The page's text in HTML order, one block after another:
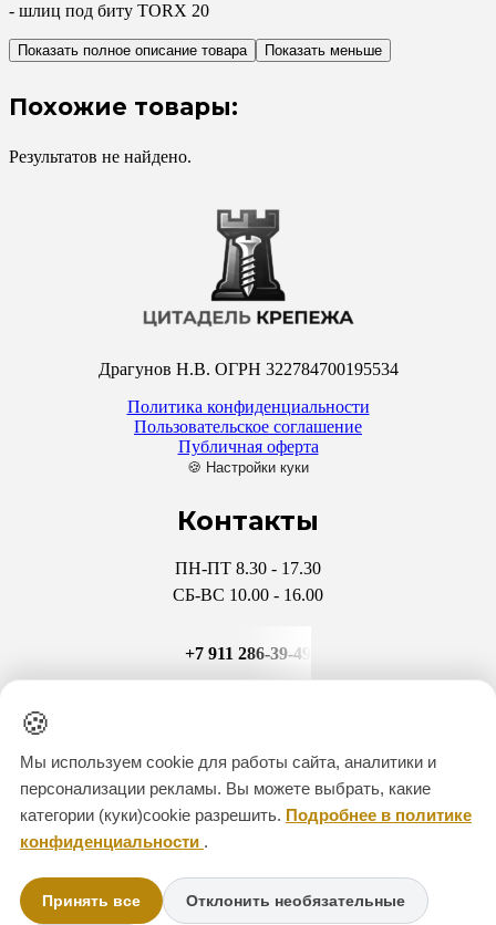
- шлиц под биту TORX 20
Показать полное описание товара Показать меньше
Похожие товары:
Результатов не найдено.
Драгунов Н.В. ОГРН 322784700195534
Политика конфиденциальности
Пользовательское соглашение
Публичная оферта
🍪 Настройки куки
Контакты
ПН-ПТ 8.30 - 17.30
СБ-ВС 10.00 - 16.00
+7 911 286-39-49
CITADEL-KREP@YANDEX
Мессенджеры
+7 911 286-39-49
🍪
Мы используем cookie для работы сайта, аналитики и
персонализации рекламы. Вы можете выбрать, какие
категории (куки)cookie разрешить. Подробнее в политике
конфиденциальности .
Принять все Отклонить необязательные